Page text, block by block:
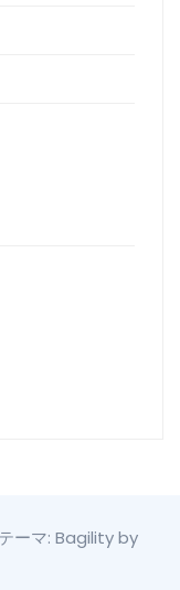
テーマ: Bagility by